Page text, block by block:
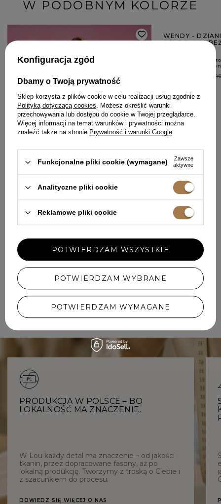
W PODOBNYM KOLORZE
TOLLA - WARIANT DLA WYŻSZYCH
OSÓB
699,00 ZŁ
OKAZJA
WENDY -
AŻUROWYM
Najniższa cena
przed
PRODUKCJA W POLSCE – BO
LOKALNOŚĆ MA ZNACZENIE.
W Lou każdy detal ma znaczenie – od jakości
tkanin, przez dopracowane fasony, aż po
lokalną produkcję. Tworzymy z troską o Ciebie i
z szacunkiem do procesu.
DOWIEDZ SIĘ WIĘCEJ O NAS
Konfiguracja zgód
Dbamy o Twoją prywatność
Sklep korzysta z plików cookie w celu realizacji usług zgodnie z
Polityką dotyczącą cookies. Możesz określić warunki
przechowywania lub dostępu do cookie w Twojej przeglądarce.
Więcej informacji na temat warunków i prywatności można
znaleźć także na stronie Prywatność i warunki Google.
Funkcjonalne pliki cookie (wymagane)
Zawsze
aktywne
Analityczne pliki cookie
Reklamowe pliki cookie
POTWIERDZAM WYBRANE
POTWIERDZAM WYMAGANE
POTWIERDZAM WSZYSTKIE